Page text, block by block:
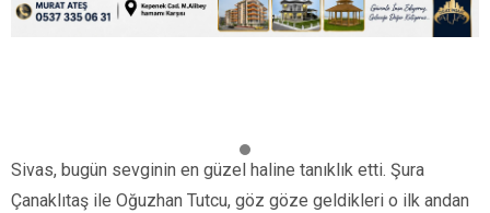
Sivas, bugün sevginin en güzel haline tanıklık etti. Şura
Çanaklıtaş ile Oğuzhan Tutcu, göz göze geldikleri o ilk andan